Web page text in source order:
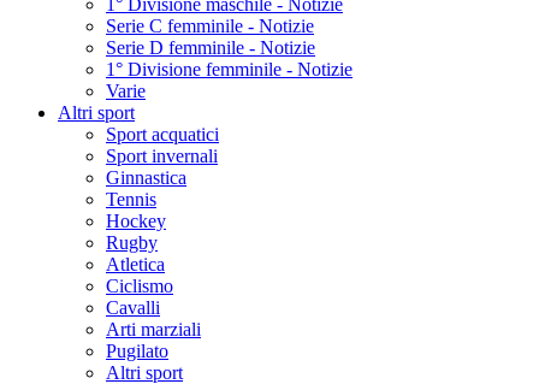
1° Divisione maschile - Notizie
Serie C femminile - Notizie
Serie D femminile - Notizie
1° Divisione femminile - Notizie
Varie
Altri sport
Sport acquatici
Sport invernali
Ginnastica
Tennis
Hockey
Rugby
Atletica
Ciclismo
Cavalli
Arti marziali
Pugilato
Altri sport